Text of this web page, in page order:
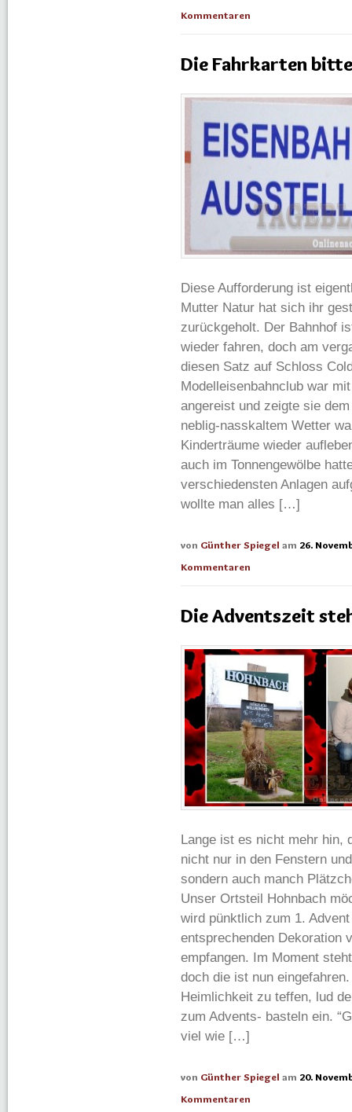
Kommentaren
Die Fahrkarten
Diese Aufforderung ist
Mutter Natur hat sich ihr
zurückgeholt. Der Bahnhof
wieder fahren, doch am
diesen Satz auf Schloss
Modelleisenbahnclub war
angereist und zeigte sie
neblig-nasskaltem Wetter
Kinderträume wieder
auch im Tonnengewölbe
verschiedensten Anlagen
wollte man alles […]
von Günther Spiegel am 26.
Kommentaren
Die Adventszeit
Lange ist es nicht mehr hin,
nicht nur in den Fenstern
sondern auch manch
Unser Ortsteil Hohnbach
wird pünktlich zum 1.
entsprechenden Dekoration
empfangen. Im Moment
doch die ist nun
Heimlichkeit zu teffen, lud
zum Advents- basteln ein.
viel wie […]
von Günther Spiegel am 20.
Kommentaren